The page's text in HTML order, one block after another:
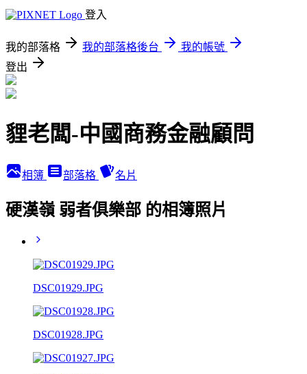
登入
我的部落格 我的部落格後台
我的帳號
登出
貍老闆-中國商務金融顧問
相簿 部落格 名片
硬漢嶺 弱者俱樂部 的相簿照片
DSC01929.JPG
DSC01928.JPG